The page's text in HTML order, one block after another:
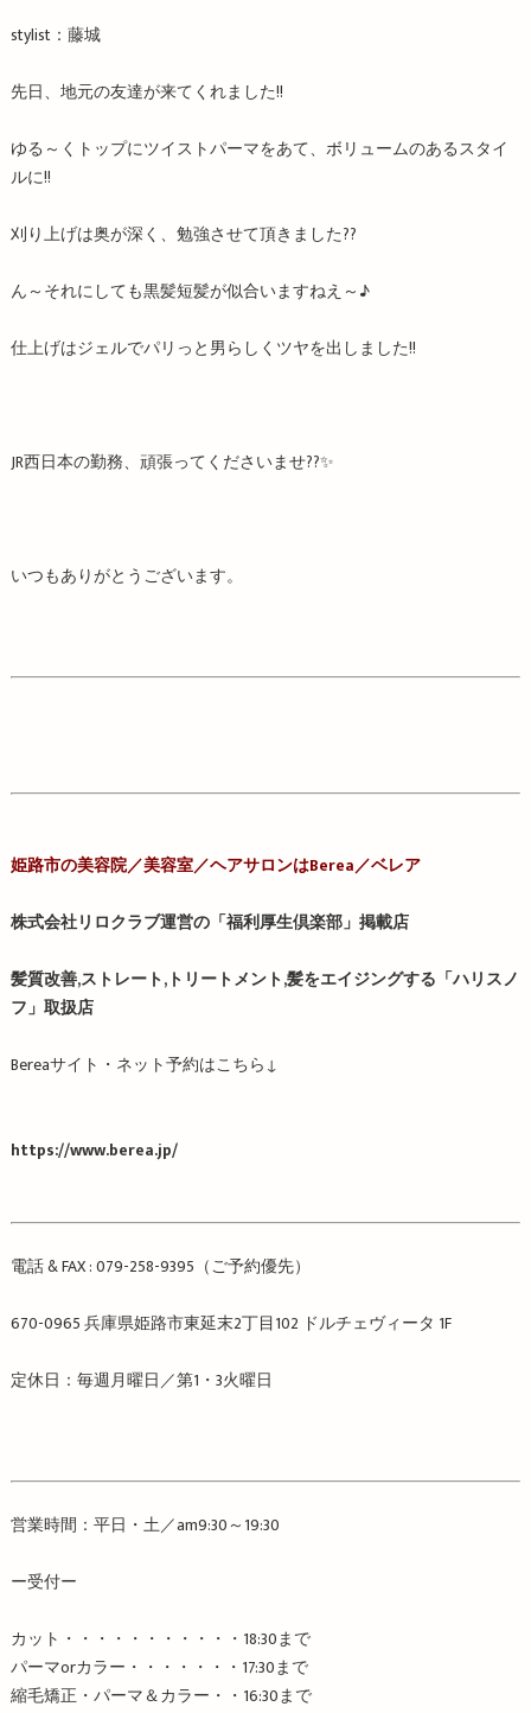
stylist：藤城
先日、地元の友達が来てくれました!!
ゆる～くトップにツイストパーマをあて、ボリュームのあるスタイ
ルに!!
刈り上げは奥が深く、勉強させて頂きました??
ん～それにしても黒髪短髪が似合いますねえ～♪
仕上げはジェルでパリっと男らしくツヤを出しました!!
JR西日本の勤務、頑張ってくださいませ??✨
いつもありがとうございます。
姫路市の美容院／美容室／ヘアサロンはBerea／ベレア
株式会社リロクラブ運営の「福利厚生倶楽部」掲載店
髪質改善,ストレート,トリートメント,髪をエイジングする「ハリスノ
フ」取扱店
Bereaサイト・ネット予約はこちら↓
https://www.berea.jp/
電話& FAX : 079-258-9395 （ご予約優先）
670-0965兵庫県姫路市東延末2丁目102 ドルチェヴィータ 1F
定休日：毎週月曜日／第1 ・ 3火曜日
営業時間：平日・土／am9:30～19:30
ー受付ー
カット・・・・・・・・・・・ 18:30まで
パーマorカラー・・・・・・・ 17:30まで
縮毛矯正・パーマ＆カラー・・ 16:30まで